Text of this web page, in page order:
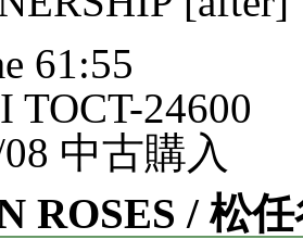
61:55
TOCT-24600
中古購入
ROSES / 松